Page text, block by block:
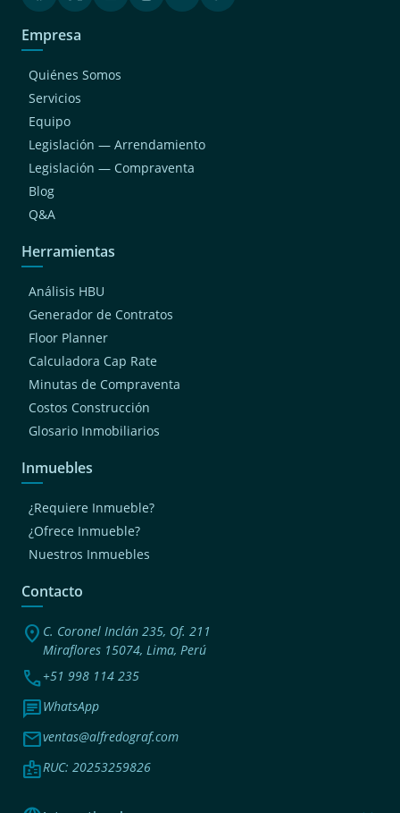
Empresa
Quiénes Somos
Servicios
Equipo
Legislación — Arrendamiento
Legislación — Compraventa
Blog
Q&A
Herramientas
Análisis HBU
Generador de Contratos
Floor Planner
Calculadora Cap Rate
Minutas de Compraventa
Costos Construcción
Glosario Inmobiliarios
Inmuebles
¿Requiere Inmueble?
¿Ofrece Inmueble?
Nuestros Inmuebles
Contacto
location_on C. Coronel Inclán 235, Of. 211
Miraflores 15074, Lima, Perú
phone+51 998 114 235
chatWhatsApp
mailventas@alfredograf.com
badgeRUC: 20253259826